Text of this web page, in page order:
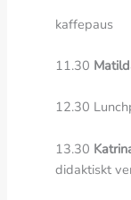
kaffepaus
11.30
12.30
13.30
didaktiskt